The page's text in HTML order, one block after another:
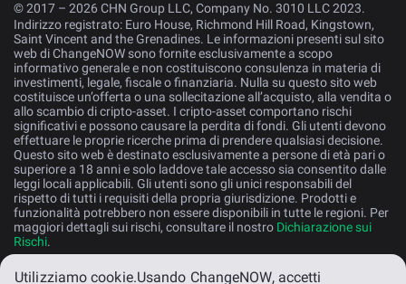
© 2017 – 2026 CHN Group LLC, Company No. 3010 LLC 2023.
Indirizzo registrato: Euro House, Richmond Hill Road, Kingstown,
Saint Vincent and the Grenadines. Le informazioni presenti sul sito
web di ChangeNOW sono fornite esclusivamente a scopo
informativo generale e non costituiscono consulenza in materia di
investimenti, legale, fiscale o finanziaria. Nulla su questo sito web
costituisce un’offerta o una sollecitazione all’acquisto, alla vendita o
allo scambio di cripto-asset. I cripto-asset comportano rischi
significativi e possono causare la perdita di fondi. Gli utenti devono
effettuare le proprie ricerche prima di prendere qualsiasi decisione.
Questo sito web è destinato esclusivamente a persone di età pari o
superiore a 18 anni e solo laddove tale accesso sia consentito dalle
leggi locali applicabili. Gli utenti sono gli unici responsabili del
rispetto di tutti i requisiti della propria giurisdizione. Prodotti e
funzionalità potrebbero non essere disponibili in tutte le regioni. Per
maggiori dettagli sui rischi, consultare il nostro Dichiarazione sui
Rischi.
Utilizziamo cookie.Usando ChangeNOW, accetti